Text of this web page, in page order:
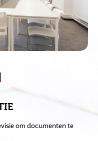
om documenten te